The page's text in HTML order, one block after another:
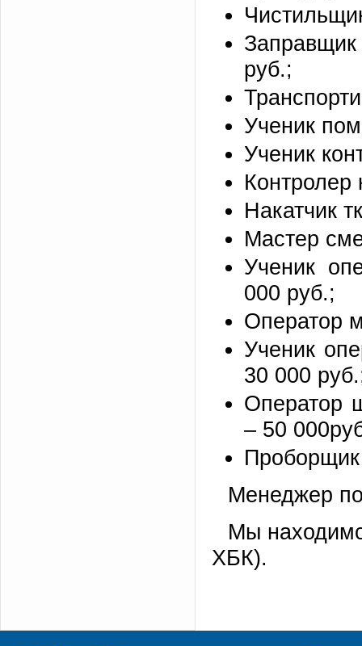
руб.;
Ученик
Ученик
Контролер
Накатчик
Мастер
Ученик
000 руб.;
Оператор
Ученик
30 000
Оператор
– 50
Менеджер
Мы
ХБК).